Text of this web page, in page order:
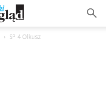
SP 4 Olkusz